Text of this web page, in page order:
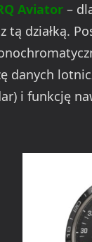
Aviator –
tą działką.
danych
i funkcję